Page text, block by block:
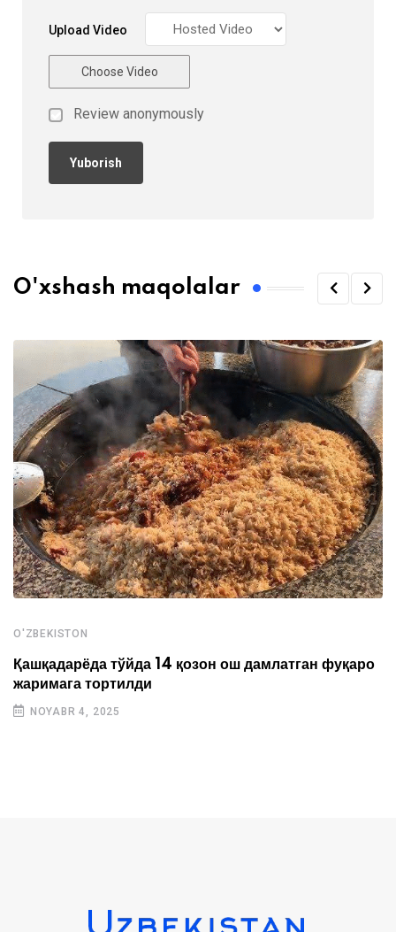
Upload Video
Choose Video
Review anonymously
O'xshash maqolalar
O'ZBEKISTON
Қашқадарёда тўйда 14 қозон ош дамлатган фуқаро
жаримага тортилди
NOYABR 4, 2025